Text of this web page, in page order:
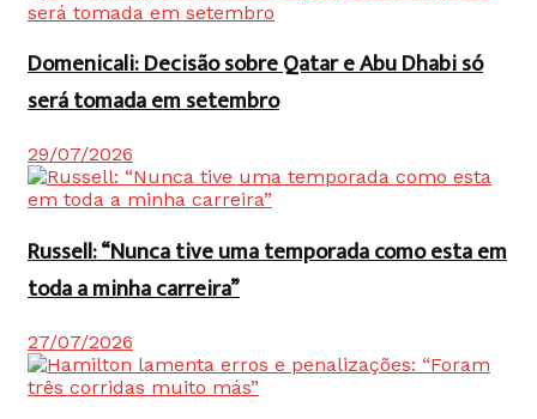
Domenicali: Decisão sobre Qatar e Abu Dhabi só
será tomada em setembro
29/07/2026
Russell: “Nunca tive uma temporada como esta em
toda a minha carreira”
27/07/2026